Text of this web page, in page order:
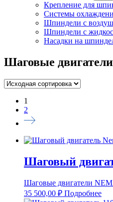
Крепление для
Системы
Шпиндели с
Шпиндели с
Насадки на
Шаговые
1
2
Шаговый
Шаговые двигатели
35 500,00 ₽ Подробнее